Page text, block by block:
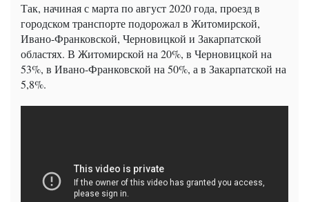
Так, начиная с марта по август 2020 года, проезд в
городском транспорте подорожал в Житомирской,
Ивано-Франковской, Черновицкой и Закарпатской
областях. В Житомирской на 20%, в Черновицкой на
53%, в Ивано-Франковской на 50%, а в Закарпатской на
5,8%.